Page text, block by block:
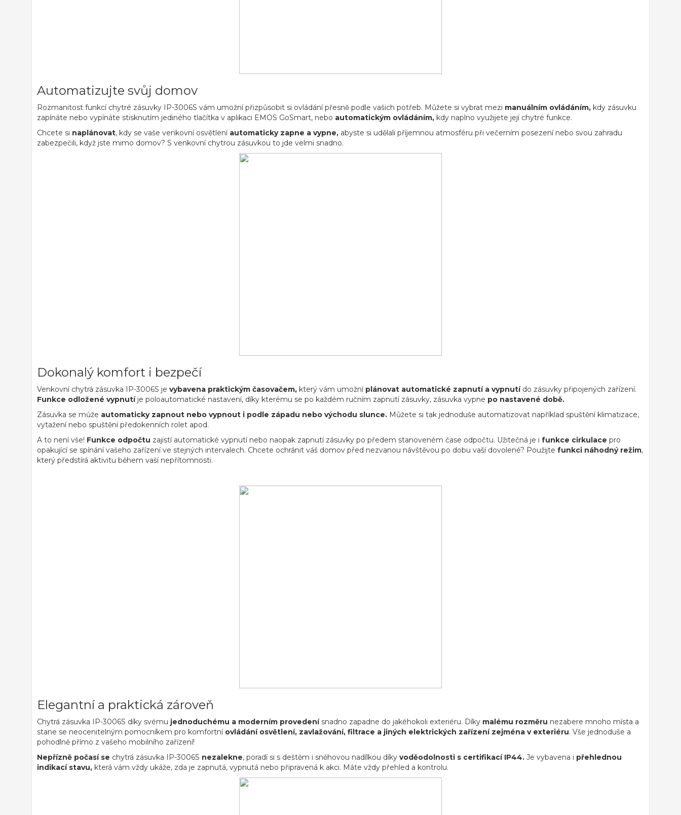
Automatizujte svůj domov
Rozmanitost funkcí chytré zásuvky IP-3006S vám umožní přizpůsobit si ovládání přesně podle vašich potřeb. Můžete si vybrat mezi manuálním ovládáním, kdy zásuvku
zapínáte nebo vypínáte stisknutím jediného tlačítka v aplikaci EMOS GoSmart, nebo automatickým ovládáním, kdy naplno využijete její chytré funkce.
Chcete si naplánovat, kdy se vaše venkovní osvětlení automaticky zapne a vypne, abyste si udělali příjemnou atmosféru při večerním posezení nebo svou zahradu
zabezpečili, když jste mimo domov? S venkovní chytrou zásuvkou to jde velmi snadno.
Dokonalý komfort i bezpečí
Venkovní chytrá zásuvka IP-3006S je vybavena praktickým časovačem, který vám umožní plánovat automatické zapnutí a vypnutí do zásuvky připojených zařízení.
Funkce odložené vypnutí je poloautomatické nastavení, díky kterému se po každém ručním zapnutí zásuvky, zásuvka vypne po nastavené době.
Zásuvka se může automaticky zapnout nebo vypnout i podle západu nebo východu slunce. Můžete si tak jednoduše automatizovat například spuštění klimatizace,
vytažení nebo spuštění předokenních rolet apod.
A to není vše! Funkce odpočtu zajistí automatické vypnutí nebo naopak zapnutí zásuvky po předem stanoveném čase odpočtu. Užitečná je i funkce cirkulace pro
opakující se spínání vašeho zařízení ve stejných intervalech. Chcete ochránit váš domov před nezvanou návštěvou po dobu vaší dovolené? Použijte funkci náhodný režim,
který předstírá aktivitu během vaší nepřítomnosti.
Elegantní a praktická zároveň
Chytrá zásuvka IP-3006S díky svému jednoduchému a moderním provedenísnadno zapadne do jakéhokoli exteriéru. Díky malému rozměru nezabere mnoho místa a
stane se neocenitelným pomocníkem pro komfortní ovládání osvětlení, zavlažování, filtrace a jiných elektrických zařízení zejména v exteriéru. Vše jednoduše a
pohodlně přímo z vašeho mobilního zařízení!
Nepřízně počasí se chytrá zásuvka IP-3006S nezalekne, poradí si s deštěm i sněhovou nadílkou díky voděodolnosti s certifikací IP44. Je vybavena i přehlednou
indikací stavu, která vám vždy ukáže, zda je zapnutá, vypnutá nebo připravená k akci. Máte vždy přehled a kontrolu.